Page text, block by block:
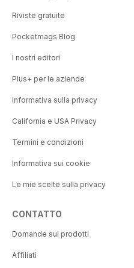
Riviste gratuite
Pocketmags Blog
I nostri editori
Plus+ per le aziende
Informativa sulla privacy
California e USA Privacy
Termini e condizioni
Informativa sui cookie
Le mie scelte sulla privacy
CONTATTO
Domande sui prodotti
Affiliati